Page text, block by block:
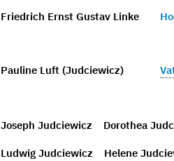
Friedrich Ernst Gustav Linke
Pauline Luft (Judciewicz)
Joseph Judciewicz Dorothea
Ludwig Judciewicz Helene